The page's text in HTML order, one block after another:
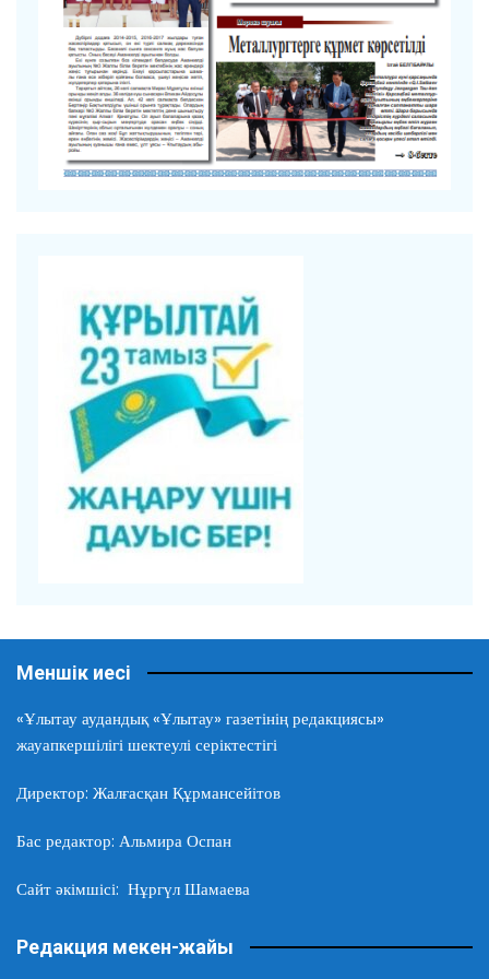
Меншік иесі
«Ұлытау аудандық «Ұлытау» газетінің редакциясы»
жауапкершілігі шектеулі серіктестігі
Директор: Жалғасқан Құрмансейітов
Бас редактор: Альмира Оспан
Сайт әкімшісі: Нұргүл Шамаева
Редакция мекен-жайы